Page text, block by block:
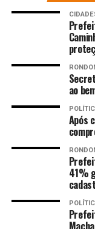
na composição
746/2022 e
relevância da
impactando com
geração de
Além da redução
critérios sociais e
do IPM foi
seguinte forma:
saúde, 4%;
conservação e
penaliza
ao
Após
41%